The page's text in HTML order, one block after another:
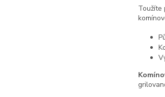
Toužíte